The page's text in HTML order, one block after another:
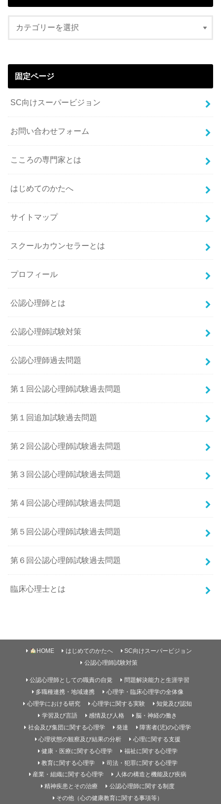
固定ページ
SC向けスーパービジョン
お問い合わせフォーム
こころの専門家とは
はじめてのかたへ
サイトマップ
スクールカウンセラーとは
プロフィール
公認心理師とは
公認心理師試験対策
公認心理師過去問題
第１回公認心理師試験過去問題
第１回追加試験過去問題
第２回公認心理師試験過去問題
第３回公認心理師試験過去問題
第４回公認心理師試験過去問題
第５回公認心理師試験過去問題
第６回公認心理師試験過去問題
臨床心理士とは
HOME はじめてのかたへ
SC向けスーパービジョン
公認心理師試験対策
公認心理師としての職責の自覚
問題解決能力と生涯学習
多職種連携・地域連携
心理学・臨床心理学の全体像
心理学における研究
心理学に関する実験
知覚及び認知
学習及び言語
感情及び人格
脳・神経の働き
社会及び集団に関する心理学
発達
障害者(児)の心理学
心理状態の観察及び結果の分析
心理に関する支援
健康・医療に関する心理学
福祉に関する心理学
教育に関する心理学
司法・犯罪に関する心理学
産業・組織に関する心理学
人体の構造と機能及び疾病
精神疾患とその治療
公認心理師に関する制度
その他（心の健康教育に関する事項等）